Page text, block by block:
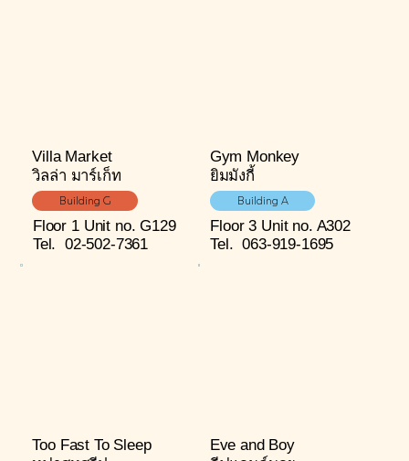
Villa Market
วิลล่า มาร์เก็ท
Building G
Floor 1 Unit no. G129
Tel. 02-502-7361
Gym Monkey
ยิมมังกี้
Building A
Floor 3 Unit no. A302
Tel. 063-919-1695
Too Fast To Sleep
Eve and Boy